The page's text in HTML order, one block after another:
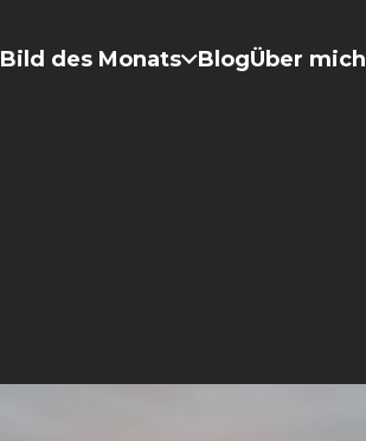
Bild des Monats BlogÜber mich